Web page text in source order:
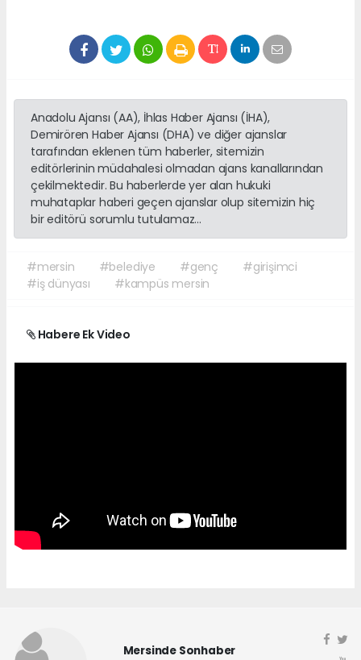
Anadolu Ajansı (AA), İhlas Haber Ajansı (İHA),
Demirören Haber Ajansı (DHA) ve diğer ajanslar
tarafından eklenen tüm haberler, sitemizin
editörlerinin müdahalesi olmadan ajans kanallarından
çekilmektedir. Bu haberlerde yer alan hukuki
muhataplar haberi geçen ajanslar olup sitemizin hiç
bir editörü sorumlu tutulamaz...
#mersin #belediye #genç
#girişimci
#iş dünyası
#kampüs mersin
Habere Ek Video
Mersinde Sonhaber